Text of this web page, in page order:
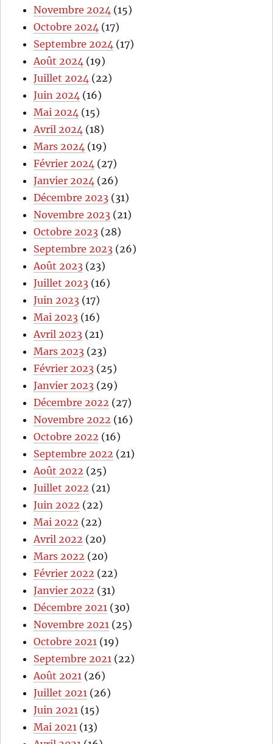
Novembre 2024 (15)
Octobre 2024 (17)
Septembre 2024 (17)
Août 2024 (19)
Juillet 2024 (22)
Juin 2024 (16)
Mai 2024 (15)
Avril 2024 (18)
Mars 2024 (19)
Février 2024 (27)
Janvier 2024 (26)
Décembre 2023 (31)
Novembre 2023 (21)
Octobre 2023 (28)
Septembre 2023 (26)
Août 2023 (23)
Juillet 2023 (16)
Juin 2023 (17)
Mai 2023 (16)
Avril 2023 (21)
Mars 2023 (23)
Février 2023 (25)
Janvier 2023 (29)
Décembre 2022 (27)
Novembre 2022 (16)
Octobre 2022 (16)
Septembre 2022 (21)
Août 2022 (25)
Juillet 2022 (21)
Juin 2022 (22)
Mai 2022 (22)
Avril 2022 (20)
Mars 2022 (20)
Février 2022 (22)
Janvier 2022 (31)
Décembre 2021 (30)
Novembre 2021 (25)
Octobre 2021 (19)
Septembre 2021 (22)
Août 2021 (26)
Juillet 2021 (26)
Juin 2021 (15)
Mai 2021 (13)